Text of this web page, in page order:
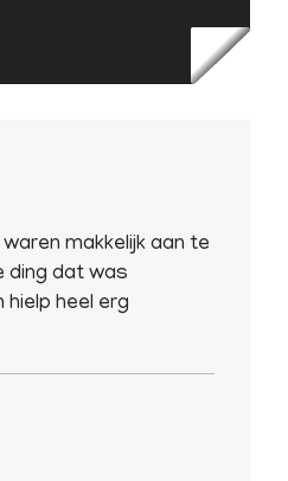
makkelijk aan te
ding dat was
heel erg